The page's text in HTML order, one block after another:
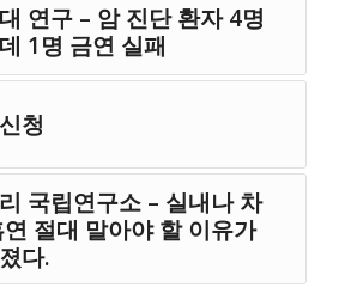
연구 – 암 진단 환자 4명
1명 금연 실패
청
국립연구소 – 실내나 차
연 절대 말아야 할 이유가
다.